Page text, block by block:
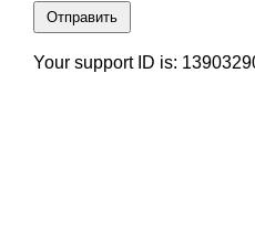
Отправить
Your support ID is: